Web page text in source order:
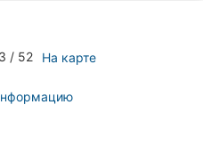
/ 52 На карте